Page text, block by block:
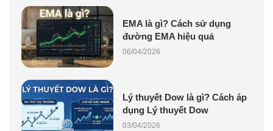
EMA là gì? Cách sử dụng
đường EMA hiệu quả
06/04/2026
Lý thuyết Dow là gì? Cách áp
dụng Lý thuyết Dow
03/04/2026